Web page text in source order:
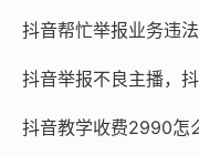
是否构成法律意义上
理是一条高性价比的
效”或“故意隐瞒关键